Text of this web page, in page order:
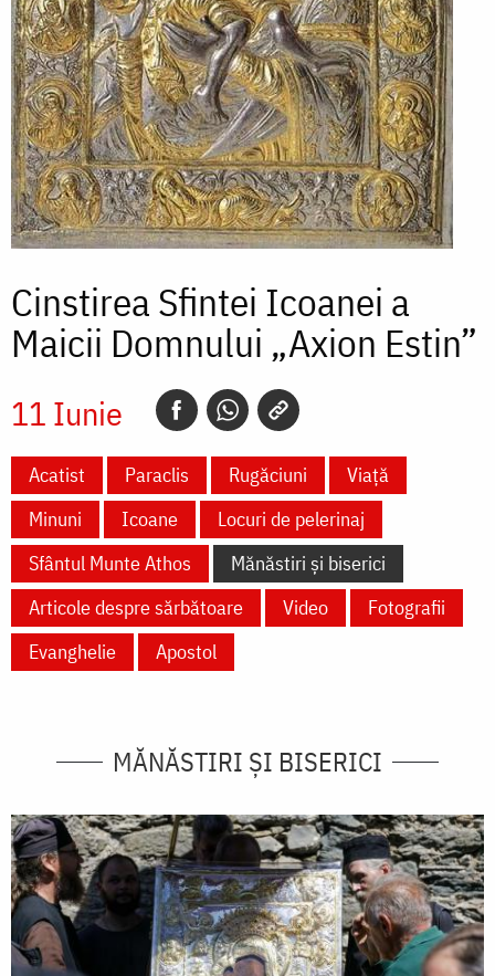
Cinstirea Sfintei Icoanei a
Maicii Domnului „Axion Estin”
11 Iunie
Acatist Paraclis Rugăciuni
Viață
Minuni
Icoane
Locuri de pelerinaj
Sfântul Munte Athos
Mănăstiri și biserici
Articole despre sărbătoare
Video
Fotografii
Evanghelie
Apostol
MĂNĂSTIRI ȘI BISERICI